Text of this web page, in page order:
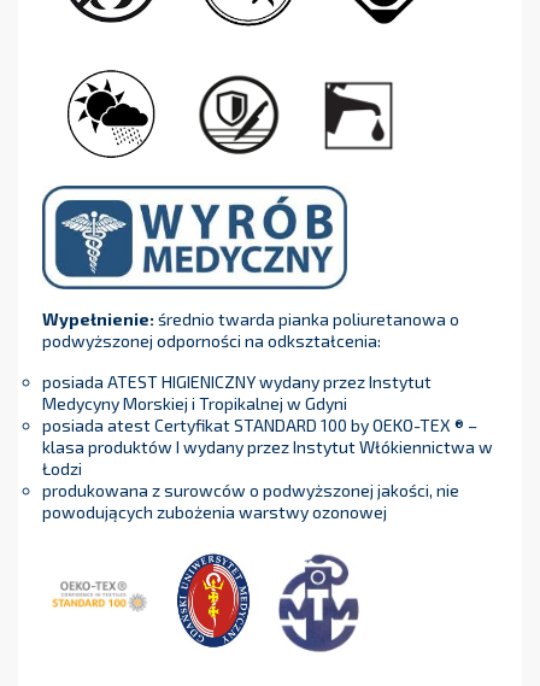
Wypełnienie:średnio twarda pianka poliuretanowa o
podwyższonej odporności na odkształcenia:
posiada ATEST HIGIENICZNY wydany przez Instytut
Medycyny Morskiej i Tropikalnej w Gdyni
posiada atest Certyfikat STANDARD 100 by OEKO-TEX ® –
klasa produktów I wydany przez Instytut Włókiennictwa w
Łodzi
produkowana z surowców o podwyższonej jakości, nie
powodujących zubożenia warstwy ozonowej